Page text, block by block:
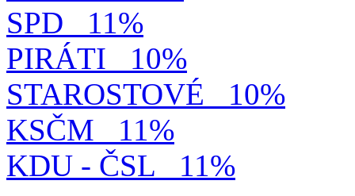
SPD
11%
PIRÁTI
10%
STAROSTOVÉ
10%
KSČM
11%
KDU - ČSL
11%